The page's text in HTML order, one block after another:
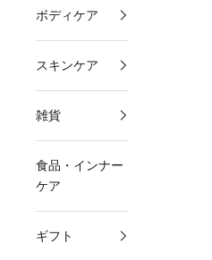
ボディケア
スキンケア
雑貨
食品・インナー
ケア
ギフト